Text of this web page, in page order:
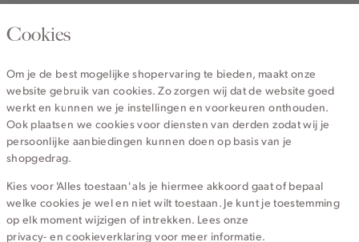
020 - 3412 670
Service
Wij zijn Cotton Club
Topcategorieën voor jou
Cookies
Om je de best mogelijke shopervaring te bieden, maakt onze
website gebruik van cookies. Zo zorgen wij dat de website goed
werkt en kunnen we je instellingen en voorkeuren onthouden.
Ook plaatsen we cookies voor diensten van derden zodat wij je
persoonlijke aanbiedingen kunnen doen op basis van je
shopgedrag.
Kies voor 'Alles toestaan' als je hiermee akkoord gaat of bepaal
welke cookies je wel en niet wilt toestaan. Je kunt je toestemming
op elk moment wijzigen of intrekken. Lees onze
privacy- en cookieverklaring voor meer informatie.